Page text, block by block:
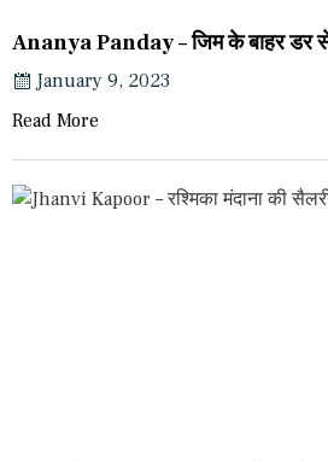
Ananya Panday – जिम के बाहर डर से
January 9, 2023
Read More